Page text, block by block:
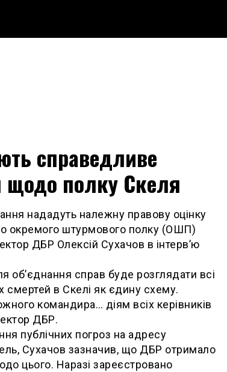
справедливе
щодо полку Скеля
нададуть належну правову оцінку
го окремого штурмового полку (ОШП)
ДБР Олексій Сухачов в інтерв’ю
об’єднання справ буде розглядати всі
смертей в Скелі як єдину схему.
командира… діям всіх керівників
ДБР.
публічних погроз на адресу
Сухачов зазначив, що ДБР отримало
цього. Наразі зареєстровано